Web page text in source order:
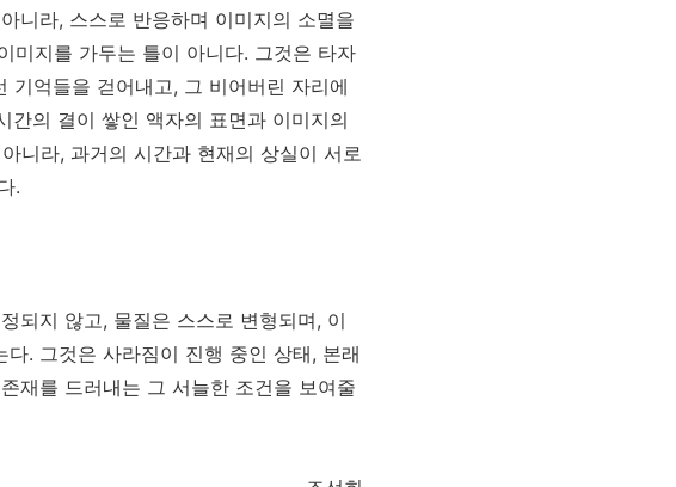
니라, 스스로 반응하며 이미지의 소멸을
미지를 가두는 틀이 아니다. 그것은 타자
기억들을 걷어내고, 그 비어버린 자리에
간의 결이 쌓인 액자의 표면과 이미지의
니라, 과거의 시간과 현재의 상실이 서로
.
되지 않고, 물질은 스스로 변형되며, 이
다. 그것은 사라짐이 진행 중인 상태, 본래
재를 드러내는 그 서늘한 조건을 보여줄